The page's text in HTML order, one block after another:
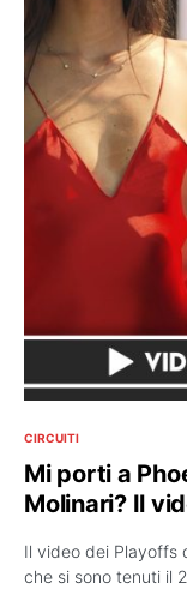
CIRCUITI
Mi porti a
Molinari? Il
Il video dei Playoffs
che si sono tenuti il